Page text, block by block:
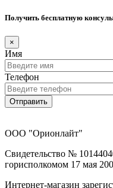
Получить бесплатную
×
Имя
Телефон
Отправить
ООО "Орионлайт"
Свидетельство №
горисполкомом 17 мая
Интернет-магазин